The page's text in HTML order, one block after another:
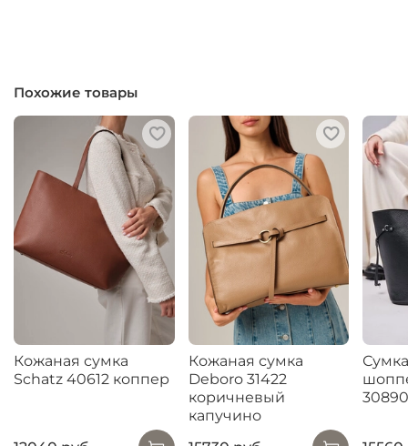
Похожие товары
Кожаная сумка
Schatz 40612 коппер
Кожаная сумка
Deboro 31422
коричневый
капучино